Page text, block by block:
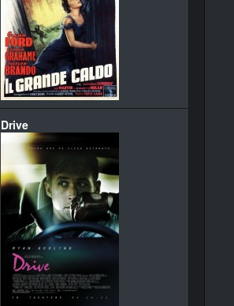
Drive